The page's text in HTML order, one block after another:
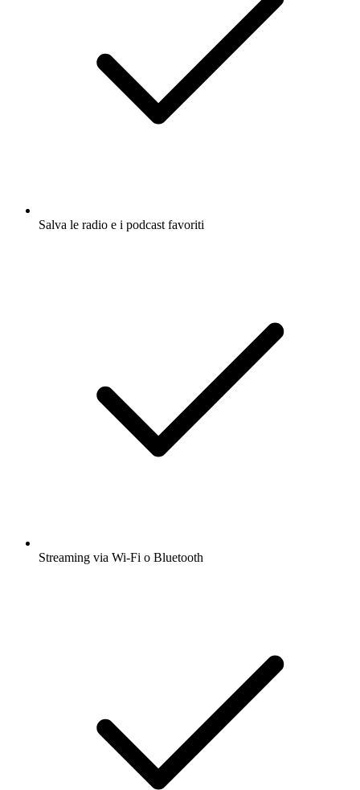
Salva le radio e i podcast favoriti
Streaming via Wi-Fi o Bluetooth